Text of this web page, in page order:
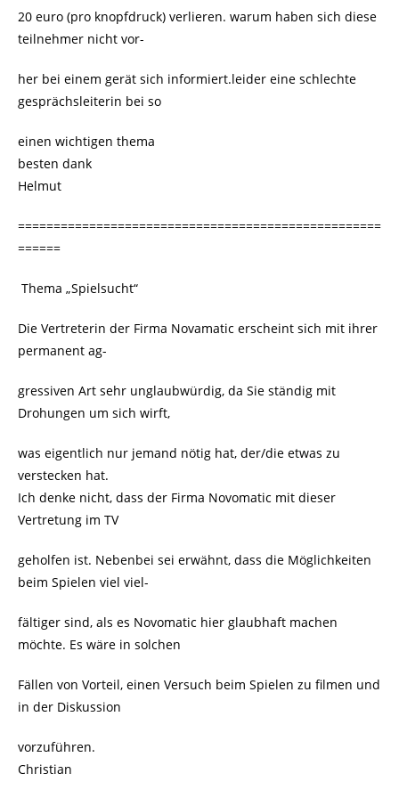
20 euro (pro knopfdruck) verlieren. warum haben sich diese
teilnehmer nicht vor-
her bei einem gerät sich informiert.leider eine schlechte
gesprächsleiterin bei so
einen wichtigen thema
besten dank
Helmut
===================================================
======
Thema „Spielsucht“
Die Vertreterin der Firma Novamatic erscheint sich mit ihrer
permanent ag-
gressiven Art sehr unglaubwürdig, da Sie ständig mit
Drohungen um sich wirft,
was eigentlich nur jemand nötig hat, der/die etwas zu
verstecken hat.
Ich denke nicht, dass der Firma Novomatic mit dieser
Vertretung im TV
geholfen ist. Nebenbei sei erwähnt, dass die Möglichkeiten
beim Spielen viel viel-
fältiger sind, als es Novomatic hier glaubhaft machen
möchte. Es wäre in solchen
Fällen von Vorteil, einen Versuch beim Spielen zu filmen und
in der Diskussion
vorzuführen.
Christian